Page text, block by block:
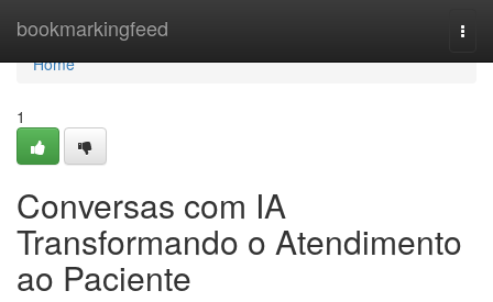
bookmarkingfeed
Home
Home
1
Conversas com IA
Transformando o Atendimento
ao Paciente